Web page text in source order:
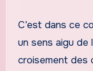
C’est dans ce
un sens aigu de
croisement des